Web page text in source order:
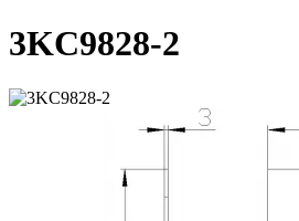
3KC9828-2